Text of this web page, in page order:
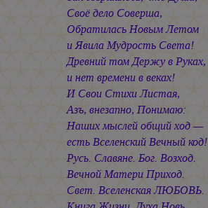
Своё дело Соверша,
Обратилась Новым Летом
и Явила Мудрость Света!
Древний том Держу в Руках,
и нет времени в веках!
И Свои Стихи Листая,
Азъ, внезапно, Понимаю:
Наших мыслей общий ход —
есть Вселенский Вечный код!
Русь. Славяне. Бог. Возход.
Вечной Матери Приход.
Свет. Вселенская ЛЮБОВЬ.